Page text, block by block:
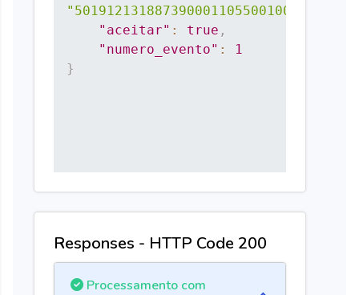
"aceitar" : true ,
"numero_evento" :
1
}
Responses - HTTP Code 200
Processamento com